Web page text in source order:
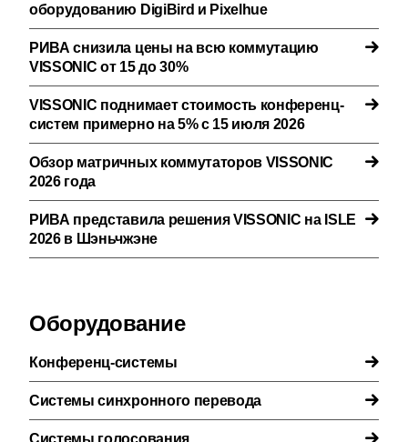
оборудованию DigiBird и Pixelhue
РИВА снизила цены на всю коммутацию
VISSONIC от 15 до 30%
VISSONIC поднимает стоимость конференц-
систем примерно на 5% с 15 июля 2026
Обзор матричных коммутаторов VISSONIC
2026 года
РИВА представила решения VISSONIC на ISLE
2026 в Шэньчжэне
Оборудование
Конференц-системы
Системы синхронного перевода